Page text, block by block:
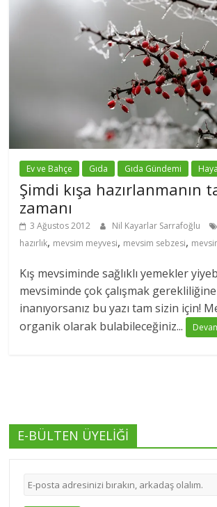
Ev ve Bahçe Gıda Gıda Gündemi
Şimdi kışa hazırlanmanın
zamanı
3 Ağustos 2012 Nil Kayarlar Sarrafoğlu
hazırlık, mevsim meyvesi, mevsim sebzesi,
Kış mevsiminde sağlıklı yemekler
mevsiminde çok çalışmak
inanıyorsanız bu yazı tam sizin için!
organik olarak bulabileceğiniz...
E-BÜLTEN ÜYELİĞİ